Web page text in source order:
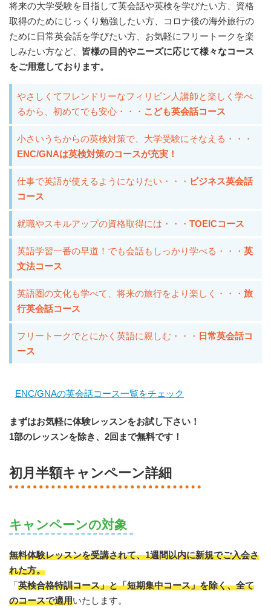
将来の大学受験を目指して英会話や英検を学びたい方、資格
取得のためにじっくり勉強したい方、コロナ後の海外旅行の
ために日常英会話を学びたい方、お気軽にフリートークを楽
しみたい方など、 皆様の目的やニーズに応じて様々なコース
をご用意しております。
やさしくてフレンドリーなフィリピン人講師と楽しく学べ
るから、初めてでも安心・・・ こども英会話コース
小さいうちからの英検対策で、大学受験にそなえる・・・
ENC/GNAは英検対策のコースが充実！
仕事で英語が使えるようになりたい・・・ ビジネス英会話
コース
就職やスキルアップの資格取得には・・・ TOEICコース
英語学習一番の早道！でも会話もしっかり学べる・・・ 英
文法コース
英語圏の文化も学べて、将来の旅行をより楽しく・・・ 旅
行英会話コース
フリートークでとにかく英語に親しむ・・・ 日常英会話コ
ース
ENC/GNAの英会話コース一覧をチェック
まずはお気軽に体験レッスンをお試し下さい！
1部のレッスンを除き、2回まで無料です！
初月半額キャンペーン詳細
キャンペーンの対象
無料体験レッスンを受講されて、1週間以内に新規でご入会さ
れた方。
「英検合格特訓コース」と「短期集中コース」を除く、全て
のコースで適用いたします。